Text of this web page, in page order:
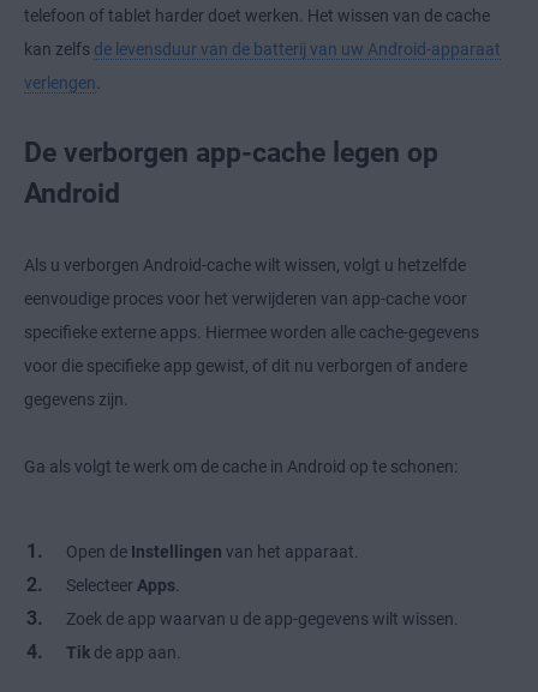
telefoon of tablet harder doet werken. Het wissen van de cache
kan zelfs de levensduur van de batterij van uw Android-apparaat
verlengen
De verborgen app-cache legen op
Android
Als u verborgen Android-cache wilt wissen, volgt u hetzelfde
eenvoudige proces voor het verwijderen van app-cache voor
specifieke externe apps. Hiermee worden alle cache-gegevens
voor die specifieke app gewist, of dit nu verborgen of andere
gegevens zijn.
Ga als volgt te werk om de cache in Android op te schonen:
Open de Instellingen van het apparaat.
Selecteer Apps
Zoek de app waarvan u de app-gegevens wilt wissen.
Tik de app aan.